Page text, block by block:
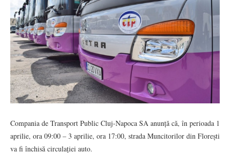
Compania de Transport Public Cluj-Napoca SA anunță că, în perioada 1
aprilie, ora 09:00 – 3 aprilie, ora 17:00, strada Muncitorilor din Florești
va fi închisă circulației auto.